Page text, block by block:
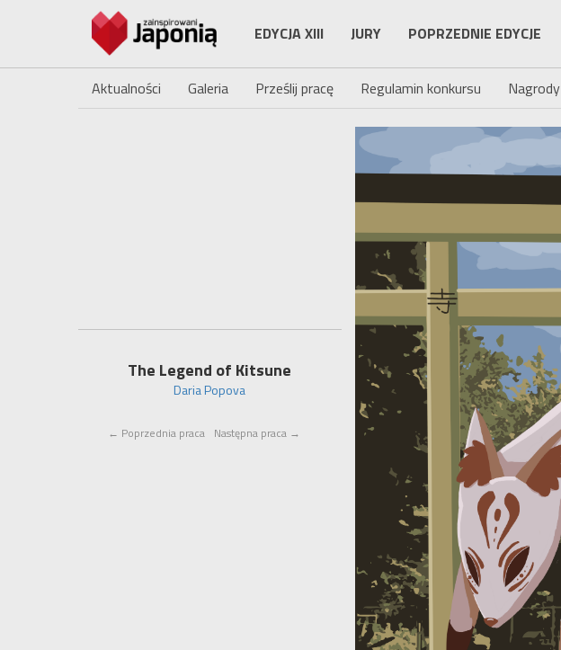
EDYCJA XIII JURY POPRZEDNIE EDYCJE
Aktualności Galeria Prześlij pracę Regulamin konkursu Nagrody
The Legend of Kitsune
Daria Popova
← Poprzednia praca Następna praca →